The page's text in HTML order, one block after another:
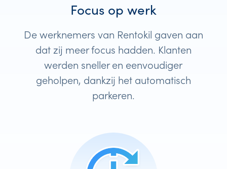
Focus op werk
De werknemers van Rentokil gaven aan
dat zij meer focus hadden. Klanten
werden sneller en eenvoudiger
geholpen, dankzij het automatisch
parkeren.